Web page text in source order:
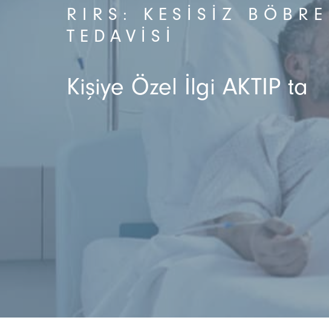
RIRS: KESISIZ
TEDAVISI
Kişiye Özel İlgi AKTIP ta